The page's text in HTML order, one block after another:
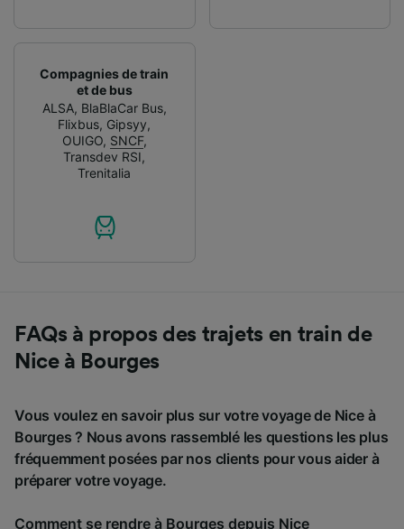
Compagnies de train
et de bus
ALSA, BlaBlaCar Bus,
Flixbus, Gipsyy,
OUIGO, SNCF,
Transdev RSI,
Trenitalia
FAQs à propos des trajets en train de
Nice à Bourges
Vous voulez en savoir plus sur votre voyage de Nice à
Bourges ? Nous avons rassemblé les questions les plus
fréquemment posées par nos clients pour vous aider à
préparer votre voyage.
Comment se rendre à Bourges depuis Nice